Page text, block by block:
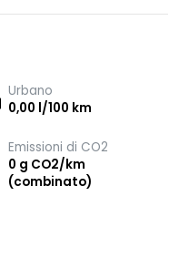
Urbano
0,00 l/100 km
Emissioni di CO2
0 g CO2/km
(combinato)